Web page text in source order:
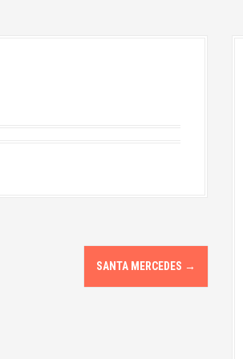
SANTA MERCEDES →